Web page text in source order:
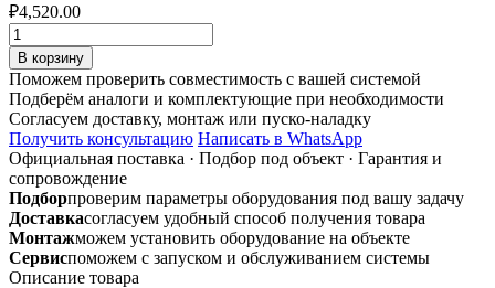
₽4,520.00
Количество
товара
DEC
PVC
WHITE
203
гибкий
полимерный
воздуховод
10м
В корзину
Поможем проверить совместимость с вашей системой
Подберём аналоги и комплектующие при необходимости
Согласуем доставку, монтаж или пуско-наладку
Получить консультацию Написать в WhatsApp
Официальная поставка · Подбор под объект · Гарантия и
сопровождение
Подборпроверим параметры оборудования под вашу задачу
Доставкасогласуем удобный способ получения товара
Монтажможем установить оборудование на объекте
Сервиспоможем с запуском и обслуживанием системы
Описание товара